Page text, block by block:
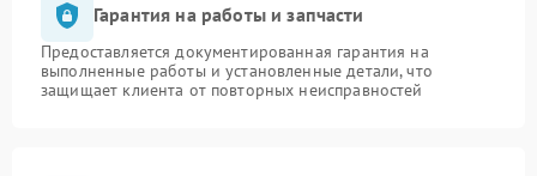
Гарантия на работы и запчасти
Предоставляется документированная гарантия на
выполненные работы и установленные детали, что
защищает клиента от повторных неисправностей